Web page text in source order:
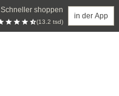
Schneller shoppen
(13.2 tsd)
in der App